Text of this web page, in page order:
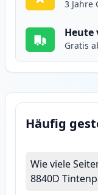
3 Jahre
Heute
Gratis
Häufig
Wie viele
8840D